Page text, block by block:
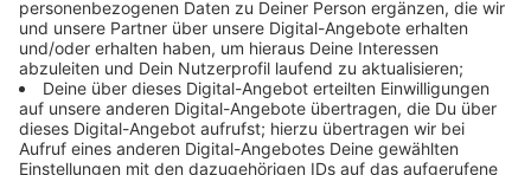
Als Feature Act ist Felix Jaehn mit von der Partie.
"Felix und ich kommen sehr gut miteinander klar. Wir
hatten eine Weile keinen Kontakt, was auch wohl an
dem hektischen Tourleben vor Corona gelegen hat. Da